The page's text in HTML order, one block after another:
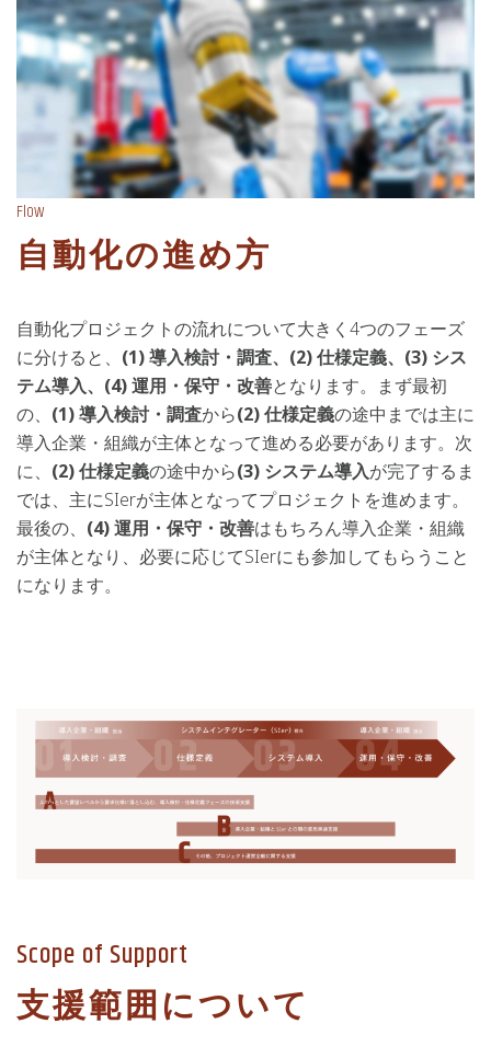
Flow
自動化の進め方
自動化プロジェクトの流れについて大きく4つのフェーズ
に分けると、 (1) 導入検討・調査、(2) 仕様定義、(3) シス
テム導入、(4) 運用・保守・改善となります。まず最初
の、 (1) 導入検討・調査から(2) 仕様定義の途中までは主に
導入企業・組織が主体となって進める必要があります。次
に、 (2) 仕様定義の途中から(3) システム導入が完了するま
では、主にSIerが主体となってプロジェクトを進めます。
最後の、 (4) 運用・保守・改善はもちろん導入企業・組織
が主体となり、必要に応じてSIerにも参加してもらうこと
になります。
Scope of Support
支援範囲について